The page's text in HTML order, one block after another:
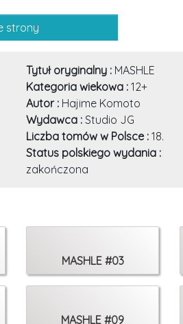
strony
Tytuł oryginalny : MASHLE
Kategoria wiekowa : 12+
Autor : Hajime Komoto
Wydawca : Studio JG
Liczba tomów w Polsce : 18.
Status polskiego wydania :
zakończona
MASHLE #03
MASHLE #09